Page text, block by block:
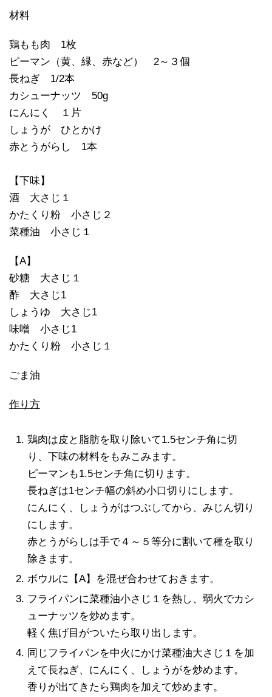
材料
鶏もも肉 1枚
ピーマン（黄、緑、赤など） 2～３個
長ねぎ 1/2本
カシューナッツ 50g
にんにく １片
しょうが ひとかけ
赤とうがらし 1本
【下味】
酒 大さじ１
かたくり粉 小さじ２
菜種油 小さじ１
【A】
砂糖 大さじ１
酢 大さじ1
しょうゆ 大さじ1
味噌 小さじ1
かたくり粉 小さじ１
ごま油
作り方
鶏肉は皮と脂肪を取り除いて1.5センチ角に切
り、下味の材料をもみこみます。
ピーマンも1.5センチ角に切ります。
長ねぎは1センチ幅の斜め小口切りにします。
にんにく、しょうがはつぶしてから、みじん切り
にします。
赤とうがらしは手で４～５等分に割いて種を取り
除きます。
ボウルに【A】を混ぜ合わせておきます。
フライパンに菜種油小さじ１を熱し、弱火でカシ
ューナッツを炒めます。
軽く焦げ目がついたら取り出します。
同じフライパンを中火にかけ菜種油大さじ１を加
えて長ねぎ、にんにく、しょうがを炒めます。
香りが出てきたら鶏肉を加えて炒めます。